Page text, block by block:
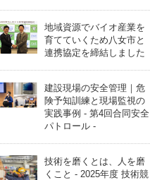
地域資源でバイオ産業を
育てていくため八女市と
連携協定を締結しました
建設現場の安全管理｜危
険予知訓練と現場監視の
実践事例 - 第4回合同安全
パトロール -
技術を磨くとは、人を磨
くこと - 2025年度 技術競